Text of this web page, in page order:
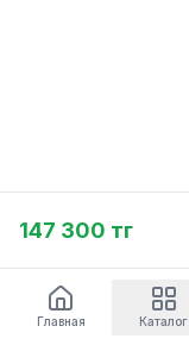
147 300 тг
Главная Каталог